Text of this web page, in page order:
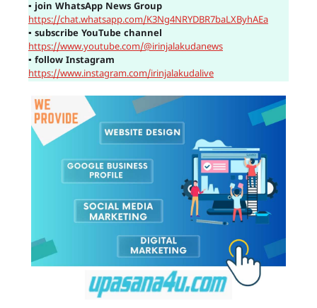
▪ join WhatsApp News Group
https://chat.whatsapp.com/K3Ng4NRYDBR7baLXByhAEa
▪ subscribe YouTube channel
https://www.youtube.com/@irinjalakudanews
▪ follow Instagram
https://www.instagram.com/irinjalakudalive